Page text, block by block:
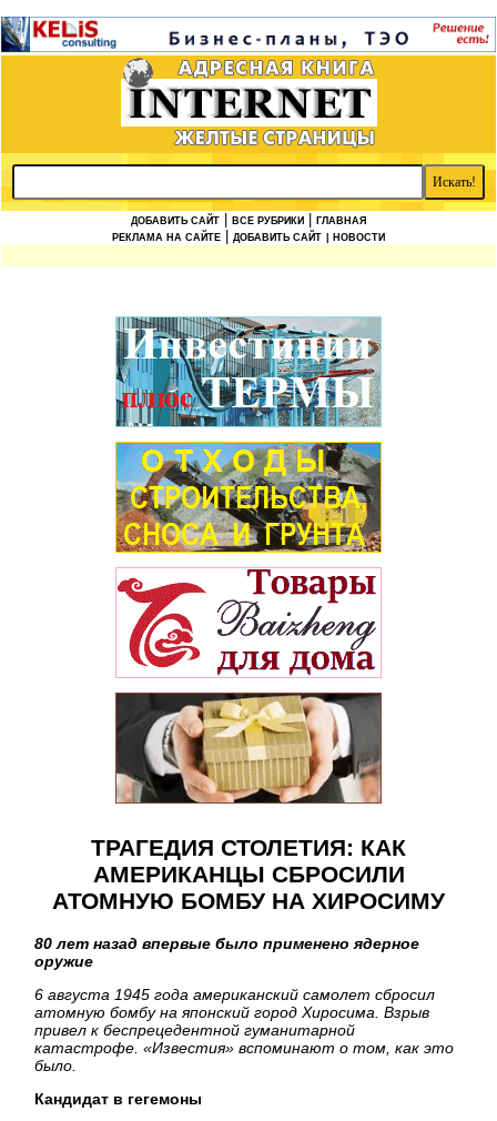
ДОБАВИТЬ САЙТ ВСЕ РУБРИКИ
ГЛАВНАЯ
РЕКЛАМА НА САЙТЕ
ДОБАВИТЬ САЙТ | НОВОСТИ
ТРАГЕДИЯ СТОЛЕТИЯ: КАК
АМЕРИКАНЦЫ СБРОСИЛИ
АТОМНУЮ БОМБУ НА ХИРОСИМУ
80 лет назад впервые было применено ядерное
оружие
6 августа 1945 года американский самолет сбросил
атомную бомбу на японский город Хиросима. Взрыв
привел к беспрецедентной гуманитарной
катастрофе. «Известия» вспоминают о том, как это
было.
Кандидат в гегемоны